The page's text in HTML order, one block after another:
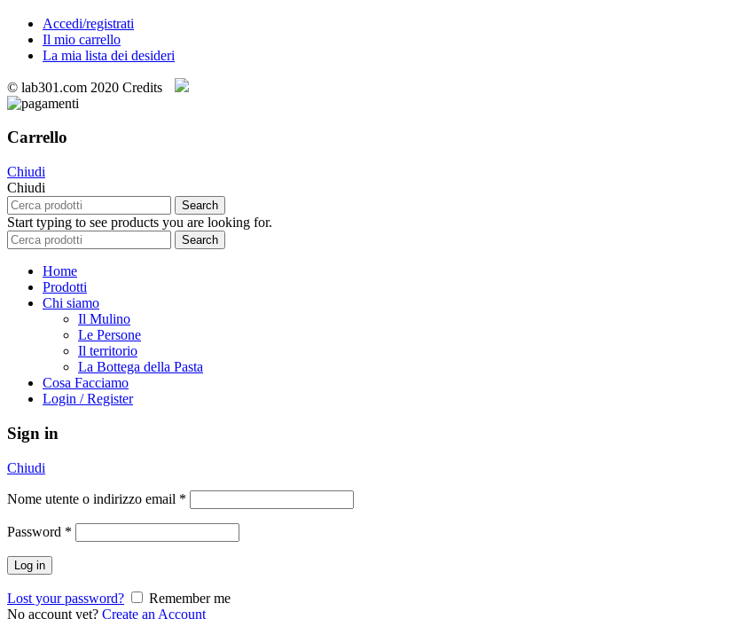
Accedi/registrati
Il mio carrello
La mia lista dei desideri
© lab301.com 2020 Credits
Carrello
Chiudi
Chiudi
Search
Start typing to see products you are looking for.
Search
Home
Prodotti
Chi siamo
Il Mulino
Le Persone
Il territorio
La Bottega della Pasta
Cosa Facciamo
Login / Register
Sign in
Chiudi
Nome utente o indirizzo email *
Password *
Log in
Lost your password?
Remember me
No account yet? Create an Account